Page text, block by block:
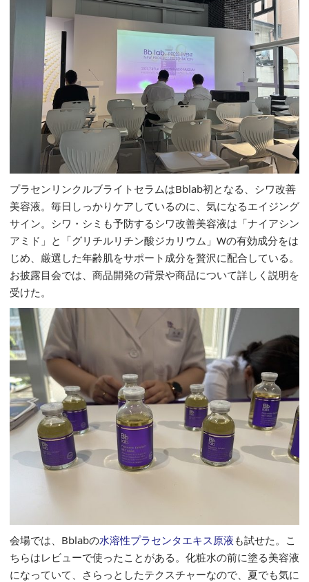
プラセンリンクルブライトセラムはBblab初となる、シワ改善
美容液。毎日しっかりケアしているのに、気になるエイジング
サイン。シワ・シミも予防するシワ改善美容液は「ナイアシン
アミド」と「グリチルリチン酸ジカリウム」Wの有効成分をは
じめ、厳選した年齢肌をサポート成分を贅沢に配合している。
お披露目会では、商品開発の背景や商品について詳しく説明を
受けた。
会場では、Bblabの水溶性プラセンタエキス原液 も試せた。こ
ちらはレビューで使ったことがある。化粧水の前に塗る美容液
になっていて、さらっとしたテクスチャーなので、夏でも気に